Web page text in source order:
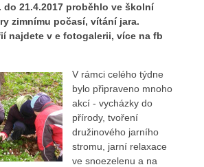
do 21.4.2017 proběhlo ve školní
zimnímu počasí, vítání jara.
najdete v e fotogalerii, více na fb
V rámci celého týdne
bylo připraveno mnoho
akcí - vycházky do
přírody, tvoření
družinového jarního
stromu, jarní relaxace
ve snoezelenu a na